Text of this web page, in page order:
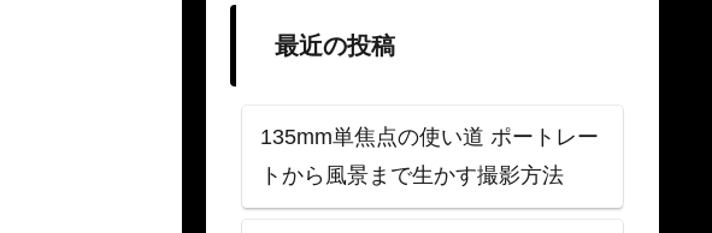
最近の投稿
135mm単焦点の使い道 ポートレー
トから風景まで生かす撮影方法